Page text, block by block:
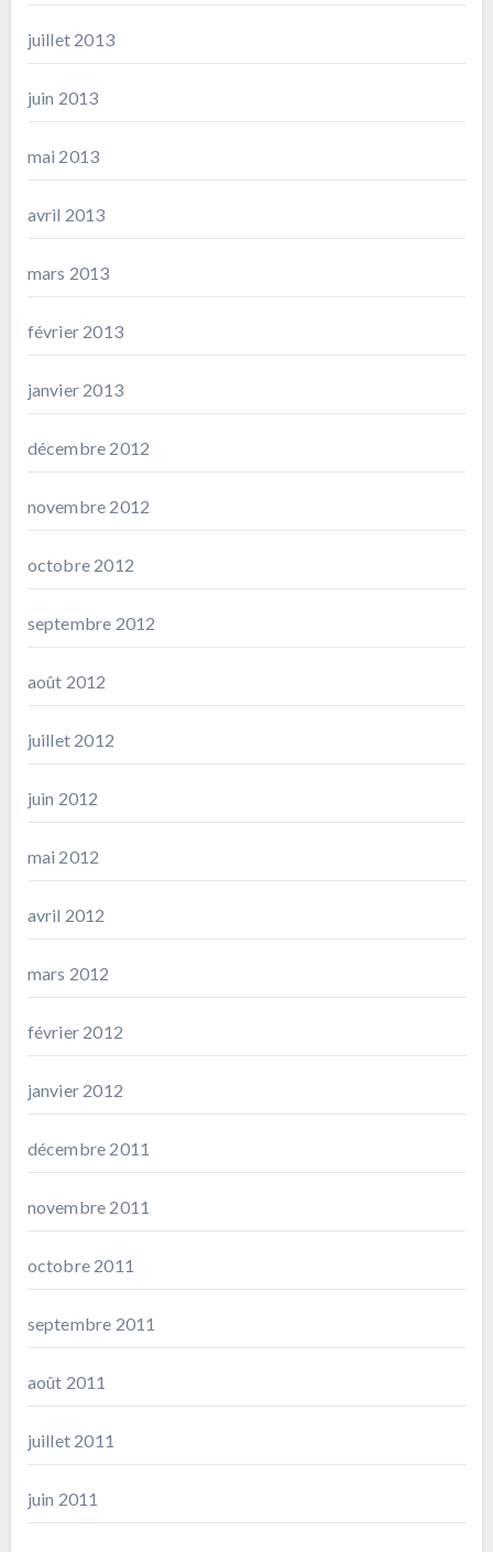
juillet 2013
juin 2013
mai 2013
avril 2013
mars 2013
février 2013
janvier 2013
décembre 2012
novembre 2012
octobre 2012
septembre 2012
août 2012
juillet 2012
juin 2012
mai 2012
avril 2012
mars 2012
février 2012
janvier 2012
décembre 2011
novembre 2011
octobre 2011
septembre 2011
août 2011
juillet 2011
juin 2011